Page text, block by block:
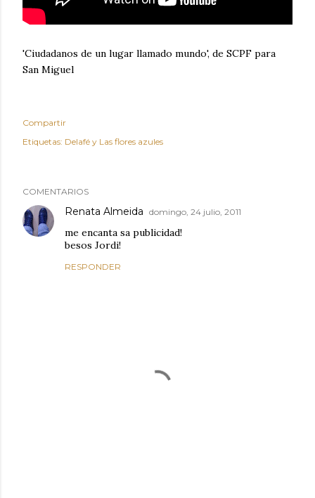
'Ciudadanos de un lugar llamado mundo', de SCPF para
San Miguel
Compartir
Etiquetas: Delafé y Las flores azules
COMENTARIOS
Renata Almeida domingo, 24 julio, 2011
me encanta sa publicidad!
besos Jordi!
RESPONDER